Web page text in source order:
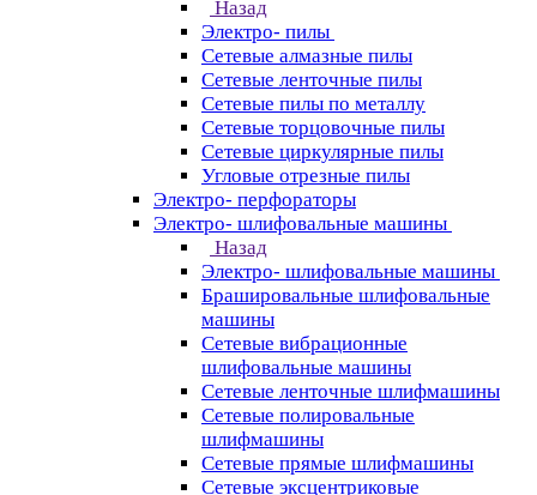
Назад
Электро- пилы
Сетевые алмазные пилы
Сетевые ленточные пилы
Сетевые пилы по металлу
Сетевые торцовочные пилы
Сетевые циркулярные пилы
Угловые отрезные пилы
Электро- перфораторы
Электро- шлифовальные машины
Назад
Электро- шлифовальные машины
Брашировальные шлифовальные
машины
Сетевые вибрационные
шлифовальные машины
Сетевые ленточные шлифмашины
Сетевые полировальные
шлифмашины
Сетевые прямые шлифмашины
Сетевые эксцентриковые